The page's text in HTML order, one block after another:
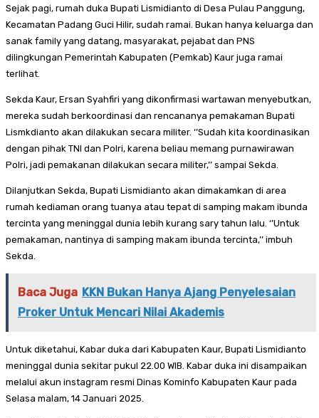
Sejak pagi, rumah duka Bupati Lismidianto di Desa Pulau Panggung,
Kecamatan Padang Guci Hilir, sudah ramai. Bukan hanya keluarga dan
sanak family yang datang, masyarakat, pejabat dan PNS
dilingkungan Pemerintah Kabupaten (Pemkab) Kaur juga ramai
terlihat.
Sekda Kaur, Ersan Syahfiri yang dikonfirmasi wartawan menyebutkan,
mereka sudah berkoordinasi dan rencananya pemakaman Bupati
Lismkdianto akan dilakukan secara militer. ‘’Sudah kita koordinasikan
dengan pihak TNI dan Polri, karena beliau memang purnawirawan
Polri, jadi pemakanan dilakukan secara militer,’’ sampai Sekda.
Dilanjutkan Sekda, Bupati Lismidianto akan dimakamkan di area
rumah kediaman orang tuanya atau tepat di samping makam ibunda
tercinta yang meninggal dunia lebih kurang sary tahun lalu. ‘’Untuk
pemakaman, nantinya di samping makam ibunda tercinta,’’ imbuh
Sekda.
Baca Juga KKN Bukan Hanya Ajang Penyelesaian
Proker Untuk Mencari Nilai Akademis
Untuk diketahui, Kabar duka dari Kabupaten Kaur, Bupati Lismidianto
meninggal dunia sekitar pukul 22.00 WIB. Kabar duka ini disampaikan
melalui akun instagram resmi Dinas Kominfo Kabupaten Kaur pada
Selasa malam, 14 Januari 2025.